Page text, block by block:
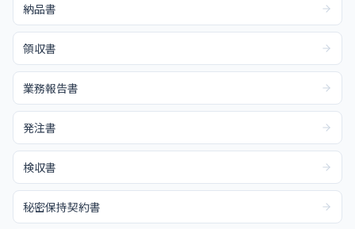
納品書
領収書
業務報告書
発注書
検収書
秘密保持契約書